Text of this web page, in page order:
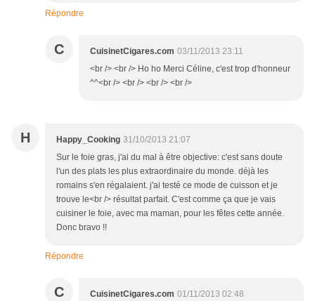
Répondre
C CuisinetCigares.com 03/11/2013 23:11
<br /> <br /> Ho ho Merci Céline, c'est trop d'honneur
^^<br /> <br /> <br /> <br />
H Happy_Cooking 31/10/2013 21:07
Sur le foie gras, j'ai du mal à être objective: c'est sans doute
l'un des plats les plus extraordinaire du monde. déjà les
romains s'en régalaient. j'ai testé ce mode de cuisson et je
trouve le<br /> résultat parfait. C'est comme ça que je vais
cuisiner le foie, avec ma maman, pour les fêtes cette année.
Donc bravo !!
Répondre
C CuisinetCigares.com 01/11/2013 02:48